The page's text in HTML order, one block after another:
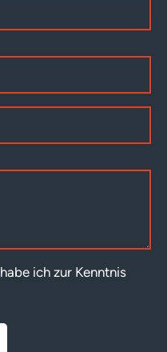
habe ich zur Kenntnis